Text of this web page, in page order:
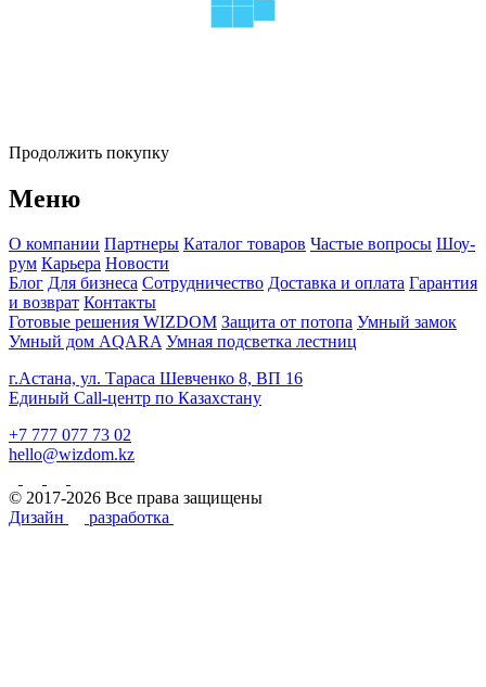
Продолжить покупку
Меню
О компании Партнеры Каталог товаров Частые вопросы Шоу-
рум Карьера Новости
Блог Для бизнеса Сотрудничество Доставка и оплата Гарантия
и возврат Контакты
Готовые решения WIZDOM Защита от потопа Умный замок
Умный дом AQARA Умная подсветка лестниц
г.Астана, ул. Тараса Шевченко 8, ВП 16
Единый Call-центр по Казахстану
+7 777 077 73 02
hello@wizdom.kz
© 2017-2026 Все права защищены
Дизайн
разработка